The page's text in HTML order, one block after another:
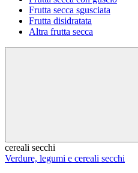
Frutta secca sgusciata
Frutta disidratata
Altra frutta secca
cereali secchi
Verdure, legumi e cereali secchi